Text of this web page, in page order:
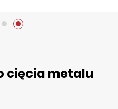
cięcia metalu